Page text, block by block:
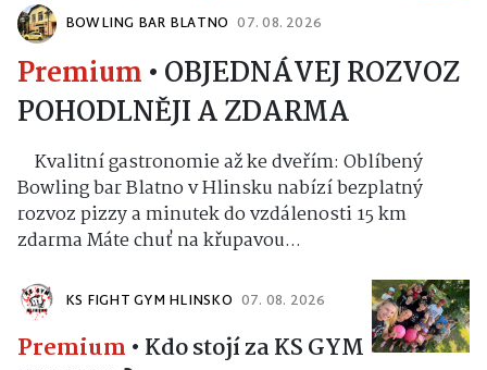
BOWLING BAR BLATNO 07. 08. 2026
Premium • OBJEDNÁVEJ ROZVOZ
POHODLNĚJI A ZDARMA
Kvalitní gastronomie až ke dveřím: Oblíbený
Bowling bar Blatno v Hlinsku nabízí bezplatný
rozvoz pizzy a minutek do vzdálenosti 15 km
zdarma Máte chuť na křupavou...
KS FIGHT GYM HLINSKO 07. 08. 2026
Premium • Kdo stojí za KS GYM